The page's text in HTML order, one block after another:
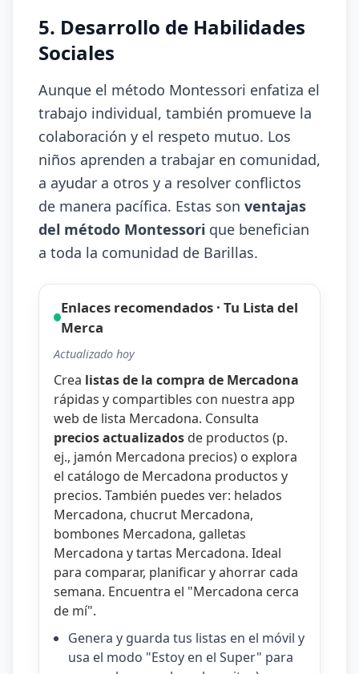
5. Desarrollo de Habilidades
Sociales
Aunque el método Montessori enfatiza el
trabajo individual, también promueve la
colaboración y el respeto mutuo. Los
niños aprenden a trabajar en comunidad,
a ayudar a otros y a resolver conflictos
de manera pacífica. Estas son ventajas
del método Montessori que benefician
a toda la comunidad de Barillas.
Enlaces recomendados · Tu Lista del
Merca
Actualizado hoy
Crea listas de la compra de Mercadona
rápidas y compartibles con nuestra app
web de lista Mercadona. Consulta
precios actualizados de productos (p.
ej., jamón Mercadona precios) o explora
el catálogo de Mercadona productos y
precios. También puedes ver: helados
Mercadona, chucrut Mercadona,
bombones Mercadona, galletas
Mercadona ytartas Mercadona. Ideal
para comparar, planificar y ahorrar cada
semana. Encuentra el "Mercadona cerca
de mí".
Genera y guarda tus listas en el móvil y
usa el modo "Estoy en el Super" para